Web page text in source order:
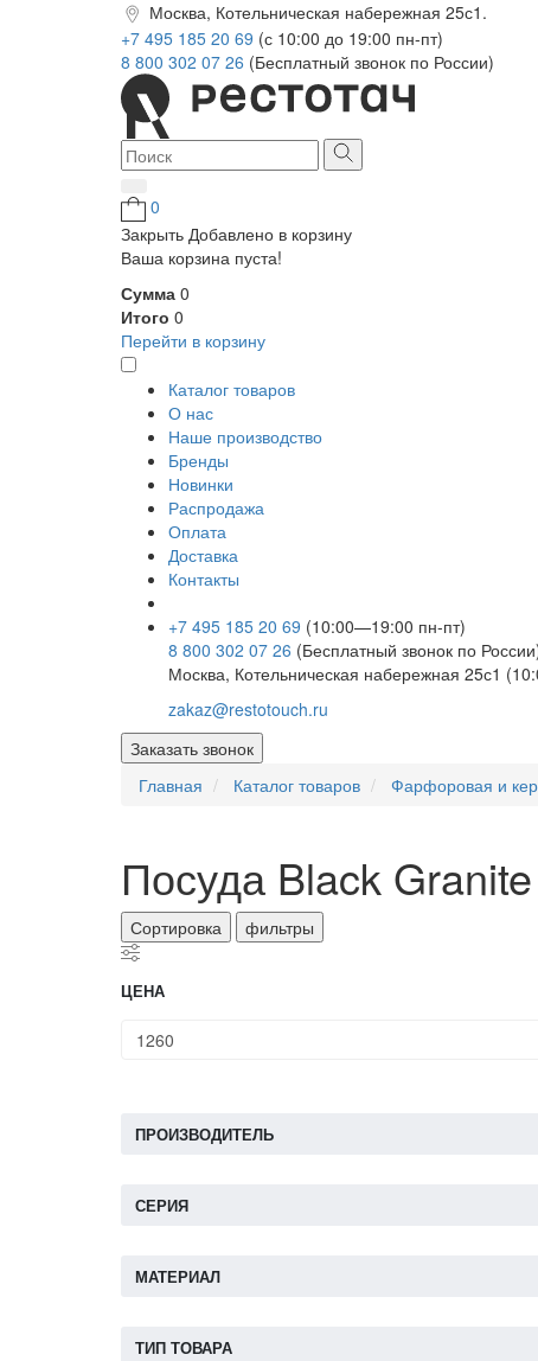
Москва, Котельническая набережная 25с1.
+7 495 185 20 69 (с 10:00 до 19:00 пн-пт)
8 800 302 07 26 (Бесплатный звонок по России)
0
Закрыть Добавлено в корзину
Ваша корзина пуста!
Сумма 0
Итого 0
Перейти в корзину
Каталог товаров
О нас
Наше производство
Бренды
Новинки
Распродажа
Оплата
Доставка
Контакты
+7 495 185 20 69 (10:00—19:00 пн-пт)
8 800 302 07 26 (Бесплатный звонок по
Москва, Котельническая набережная 25с1
zakaz@restotouch.ru
Заказать звонок
Главная
Каталог товаров Фарфоровая и
Посуда Black Granite
Сортировка фильтры
ЦЕНА
ПРОИЗВОДИТЕЛЬ
СЕРИЯ
МАТЕРИАЛ
ТИП ТОВАРА